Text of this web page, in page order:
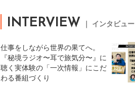
INTERVIEW ｜ インタビュー
仕事をしながら世界の果てへ。
『秘境ラジオ〜耳で旅気分〜』に
聴く実体験の「一次情報」にこだ
わる番組づくり